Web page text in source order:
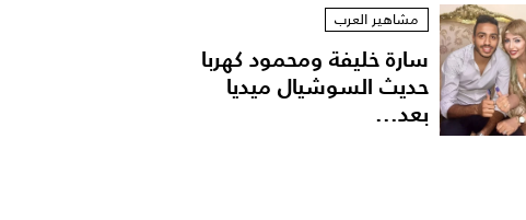
مشاهير العرب
سارة خليفة ومحمود كهربا
حديث السوشيال ميديا
بعد...